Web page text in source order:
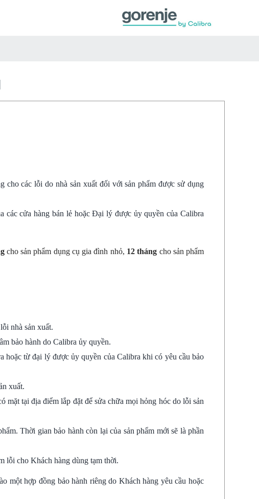
các lỗi do nhà sản xuất đối với sản phẩm được sử dụng
các cửa hàng bán lẻ hoặc Đại lý được ủy quyền của Calibra
cho sản phẩm dụng cụ gia đình nhỏ, 12 tháng cho sản phẩm
nhà sản xuất.
bảo hành do Calibra ủy quyền.
hoặc từ đại lý được ủy quyền của Calibra khi có yêu cầu bảo
xuất.
mặt tại địa điểm lắp đặt để sửa chữa mọi hỏng hóc do lỗi sản
Thời gian bảo hành còn lại của sản phẩm mới sẽ là phần
lỗi cho Khách hàng dùng tạm thời.
một hợp đồng bảo hành riêng do Khách hàng yêu cầu hoặc